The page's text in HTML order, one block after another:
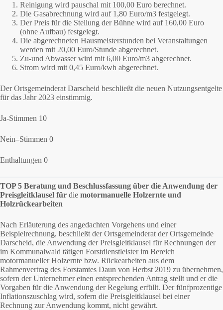
Reinigung wird pauschal mit 100,00 Euro berechnet.
Die Gasabrechnung wird auf 1,80 Euro/m3 festgelegt.
Der Preis für die Stellung der Bühne wird auf 160,00 Euro
(ohne Aufbau) festgelegt.
Die abgerechneten Hausmeisterstunden bei Veranstaltungen
werden mit 20,00 Euro/Stunde abgerechnet.
Zu-und Abwasser wird mit 6,00 Euro/m3 abgerechnet.
Strom wird mit 0,45 Euro/kwh abgerechnet.
Der Ortsgemeinderat Darscheid beschließt die neuen Nutzungsentgelte
für das Jahr 2023 einstimmig.
Ja-Stimmen 10
Nein–Stimmen 0
Enthaltungen 0
TOP 5 Beratung und Beschlussfassung über die Anwendung der
Preisgleitklausel für die motormanuelle Holzernte und
Holzrückearbeiten
Nach Erläuterung des angedachten Vorgehens und einer
Beispielrechnung, beschließt der Ortsgemeinderat der Ortsgemeinde
Darscheid, die Anwendung der Preisgleitklausel für Rechnungen der
im Kommunalwald tätigen Forstdienstleister im Bereich
motormanueller Holzernte bzw. Rückearbeiten aus dem
Rahmenvertrag des Forstamtes Daun von Herbst 2019 zu übernehmen,
sofern der Unternehmer einen entsprechenden Antrag stellt und er die
Vorgaben für die Anwendung der Regelung erfüllt. Der fünfprozentige
Inflationszuschlag wird, sofern die Preisgleitklausel bei einer
Rechnung zur Anwendung kommt, nicht gewährt.